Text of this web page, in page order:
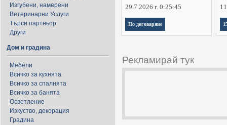
Изгубени, намерени
Ветеринарни Услуги
Търси партньор
Други
Дом и градина
Мебели
Всичко за кухнята
Всичко за спалнята
Всичко за банята
Осветление
Изкуство, декорация
Градина
29.7.2026 г. 0:25:45
По договаряне
Рекламирай тук